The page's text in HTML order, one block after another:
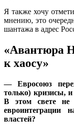
Я также хочу
мнению, это
шантажа в адрес
«Авантюра
к хаосу»
— Евросоюз
только) кризисы, и
В этом свете не
евроинтеграции
властей?